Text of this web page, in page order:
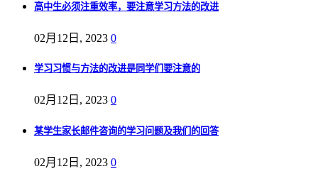
高中生必须注重效率，要注意学习方法的改进
02月12日, 2023 0
学习习惯与方法的改进是同学们要注意的
02月12日, 2023 0
某学生家长邮件咨询的学习问题及我们的回答
02月12日, 2023 0